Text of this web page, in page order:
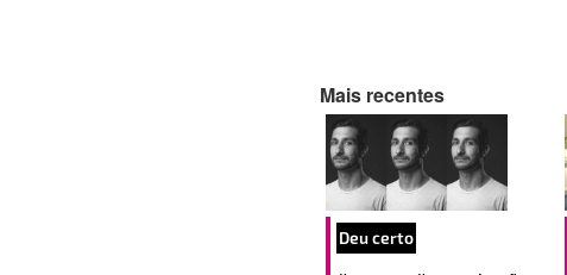
Mais recentes
Deu certo